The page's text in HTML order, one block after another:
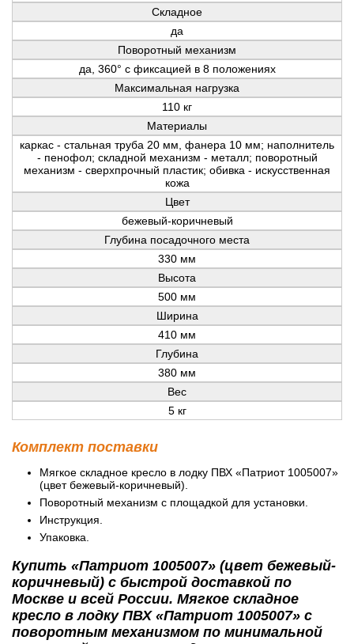
Складное
да
Поворотный механизм
да, 360° с фиксацией в 8 положениях
Максимальная нагрузка
110 кг
Материалы
каркас - стальная труба 20 мм, фанера 10 мм; наполнитель
- пенофол; складной механизм - металл; поворотный
механизм - сверхпрочный пластик; обивка - искусственная
кожа
Цвет
бежевый-коричневый
Глубина посадочного места
330 мм
Высота
500 мм
Ширина
410 мм
Глубина
380 мм
Вес
5 кг
Комплект поставки
Мягкое складное кресло в лодку ПВХ «Патриот 1005007»
(цвет бежевый-коричневый).
Поворотный механизм с площадкой для установки.
Инструкция.
Упаковка.
Купить «Патриот 1005007» (цвет бежевый-
коричневый) с быстрой доставкой по
Москве и всей России. Мягкое складное
кресло в лодку ПВХ «Патриот 1005007» с
поворотным механизмом по минимальной